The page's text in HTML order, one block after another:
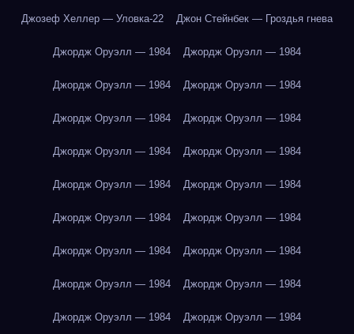
Джозеф Хеллер — Уловка-22 Джон Стейнбек — Гроздья гнева
Джордж Оруэлл — 1984 Джордж Оруэлл — 1984
Джордж Оруэлл — 1984 Джордж Оруэлл — 1984
Джордж Оруэлл — 1984 Джордж Оруэлл — 1984
Джордж Оруэлл — 1984 Джордж Оруэлл — 1984
Джордж Оруэлл — 1984 Джордж Оруэлл — 1984
Джордж Оруэлл — 1984 Джордж Оруэлл — 1984
Джордж Оруэлл — 1984 Джордж Оруэлл — 1984
Джордж Оруэлл — 1984 Джордж Оруэлл — 1984
Джордж Оруэлл — 1984 Джордж Оруэлл — 1984